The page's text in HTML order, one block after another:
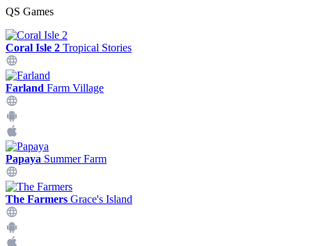
QS Games
Coral Isle 2 Tropical Stories
Farland Farm Village
Papaya Summer Farm
The Farmers Grace's Island